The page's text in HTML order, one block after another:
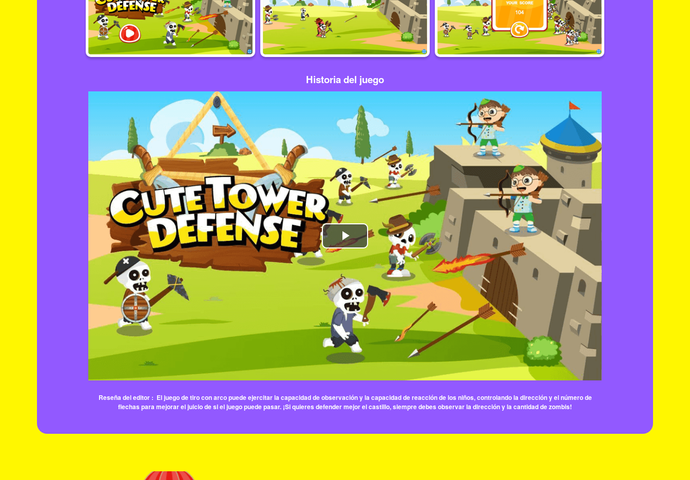
Historia del juego
Play
Video
Reseña del editor : El juego de tiro con arco puede ejercitar la capacidad de observación y la capacidad de reacción de los niños, controlando la dirección y el número de
flechas para mejorar el juicio de si el juego puede pasar. ¡Si quieres defender mejor el castillo, siempre debes observar la dirección y la cantidad de zombis!